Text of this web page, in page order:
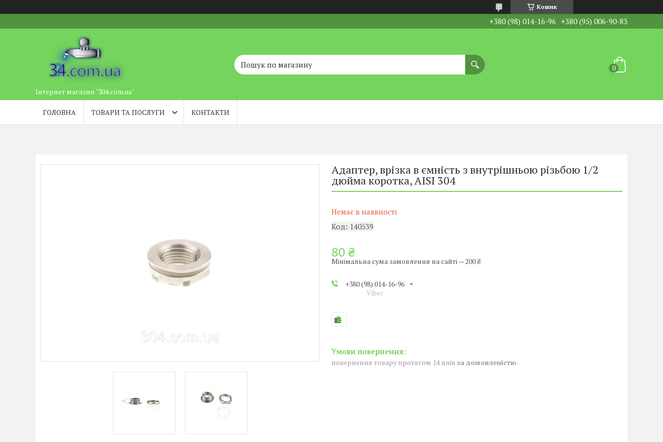
Кошик
+380 (98) 014-16-96 +380 (95) 006-90-83
Інтернет магазин "304.com.ua"
ГОЛОВНА ТОВАРИ ТА ПОСЛУГИ КОНТАКТИ
Адаптер, врізка в ємність з внутрішньою різьбою 1/2
дюйма коротка, AISI 304
Немає в наявності
Код: 140539
80 ₴
Мінімальна сума замовлення на сайті — 200 ₴
+380 (98) 014-16-96
Viber
повернення товару протягом 14 днів за домовленістю